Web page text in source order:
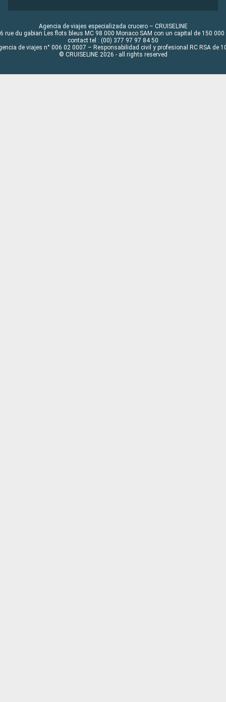
Agencia de viajes especializada crucero – CRUISELINE
rue du gabian Les flots bleus MC 98 000 Monaco SAM con un capital de 150 000
contact tel : (00) 377 97 97 84 50
de viajes n° 006 02 0007 – Responsabilidad civil y profesional RC RSA de
© CRUISELINE 2026 - all rights reserved